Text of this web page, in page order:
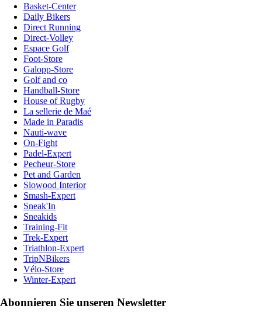
Basket-Center
Daily Bikers
Direct Running
Direct-Volley
Espace Golf
Foot-Store
Galopp-Store
Golf and co
Handball-Store
House of Rugby
La sellerie de Maé
Made in Paradis
Nauti-wave
On-Fight
Padel-Expert
Pecheur-Store
Pet and Garden
Slowood Interior
Smash-Expert
Sneak'In
Sneakids
Training-Fit
Trek-Expert
Triathlon-Expert
TripNBikers
Vélo-Store
Winter-Expert
Abonnieren Sie unseren Newsletter